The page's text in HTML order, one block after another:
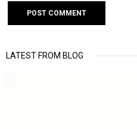
LATEST FROM BLOG